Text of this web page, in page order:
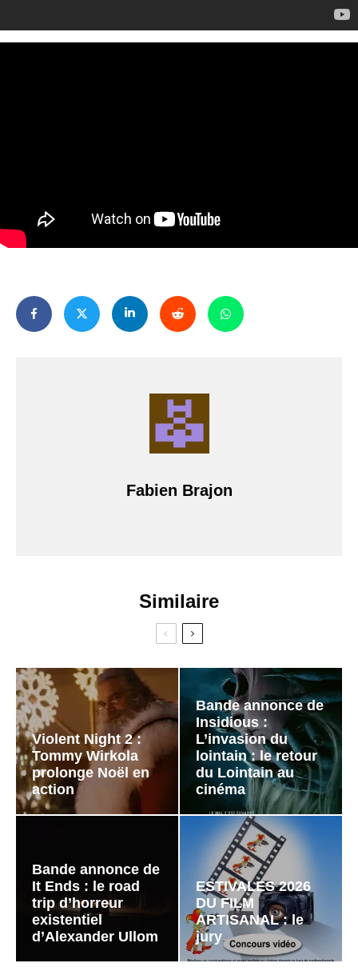
Fabien Brajon
Similaire
Violent Night 2 :
Tommy Wirkola
prolonge Noël en
action
Bande annonce de
Insidious :
L’invasion du
lointain : le retour
du Lointain au
cinéma
Bande annonce de
It Ends : le road
trip d’horreur
existentiel
d’Alexander Ullom
ESTIVALES 2026
DU FILM
ARTISANAL : le
jury